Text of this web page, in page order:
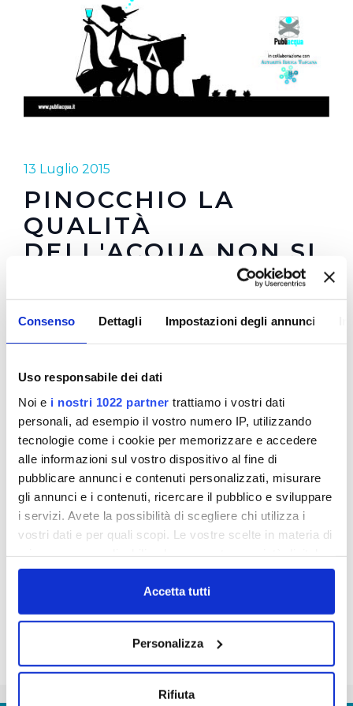
Consenso Dettagli Impostazioni degli annunci
Uso responsabile dei dati
Noi e i nostri 1022 partner trattiamo i vostri dati
personali, ad esempio il vostro numero IP, utilizzando
tecnologie come i cookie per memorizzare e accedere
alle informazioni sul vostro dispositivo al fine di
pubblicare annunci e contenuti personalizzati, misurare
gli annunci e i contenuti, ricercare il pubblico e sviluppare
i servizi. Avete la possibilità di scegliere chi utilizza i
vostri dati e per quali scopi. Le vostre scelte in materia di
in cui avete effettuato le vostre scelte. È possibile
modificare o revocare il proprio consenso in qualsiasi
momento dalla Dichiarazione sui cookie o facendo clic
Con il tuo consenso, vorremmo anche:
raccogliere informazioni sulla tua posizione
Accetta tutti
Personalizza
Rifiuta
13 Luglio 2015
PINOCCHIO LA
QUALITÀ
DELL'ACQUA NON SI
Due le situazioni scelte dall'autore Giovanni
del PInocchio del grande Leo Mattioli con i temi di
che cerca di inventare la qualità dell'acqua; 2) la
seconda invece vede un Pinocchio malato che per
rifiutare la medicina si inventa la "bugia" dell'acqua
cattiva. Le voci negli spot audio sono come
sempre dei bravissimi Alessandro Paci, Kagliostro
e Monica Bauco.